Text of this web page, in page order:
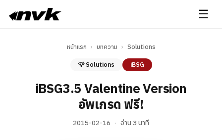
☰
หน้าแรก › บทความ › Solutions
💡 Solutions iBSG
iBSG3.5 Valentine Version
อัพเกรด ฟรี!
2015-02-16 · อ่าน 3 นาที